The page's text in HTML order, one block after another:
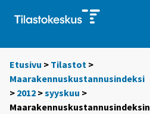
Etusivu > Tilastot >
Maarakennuskustannusindeksi
> 2012 >syyskuu >
Maarakennuskustannusindeksin